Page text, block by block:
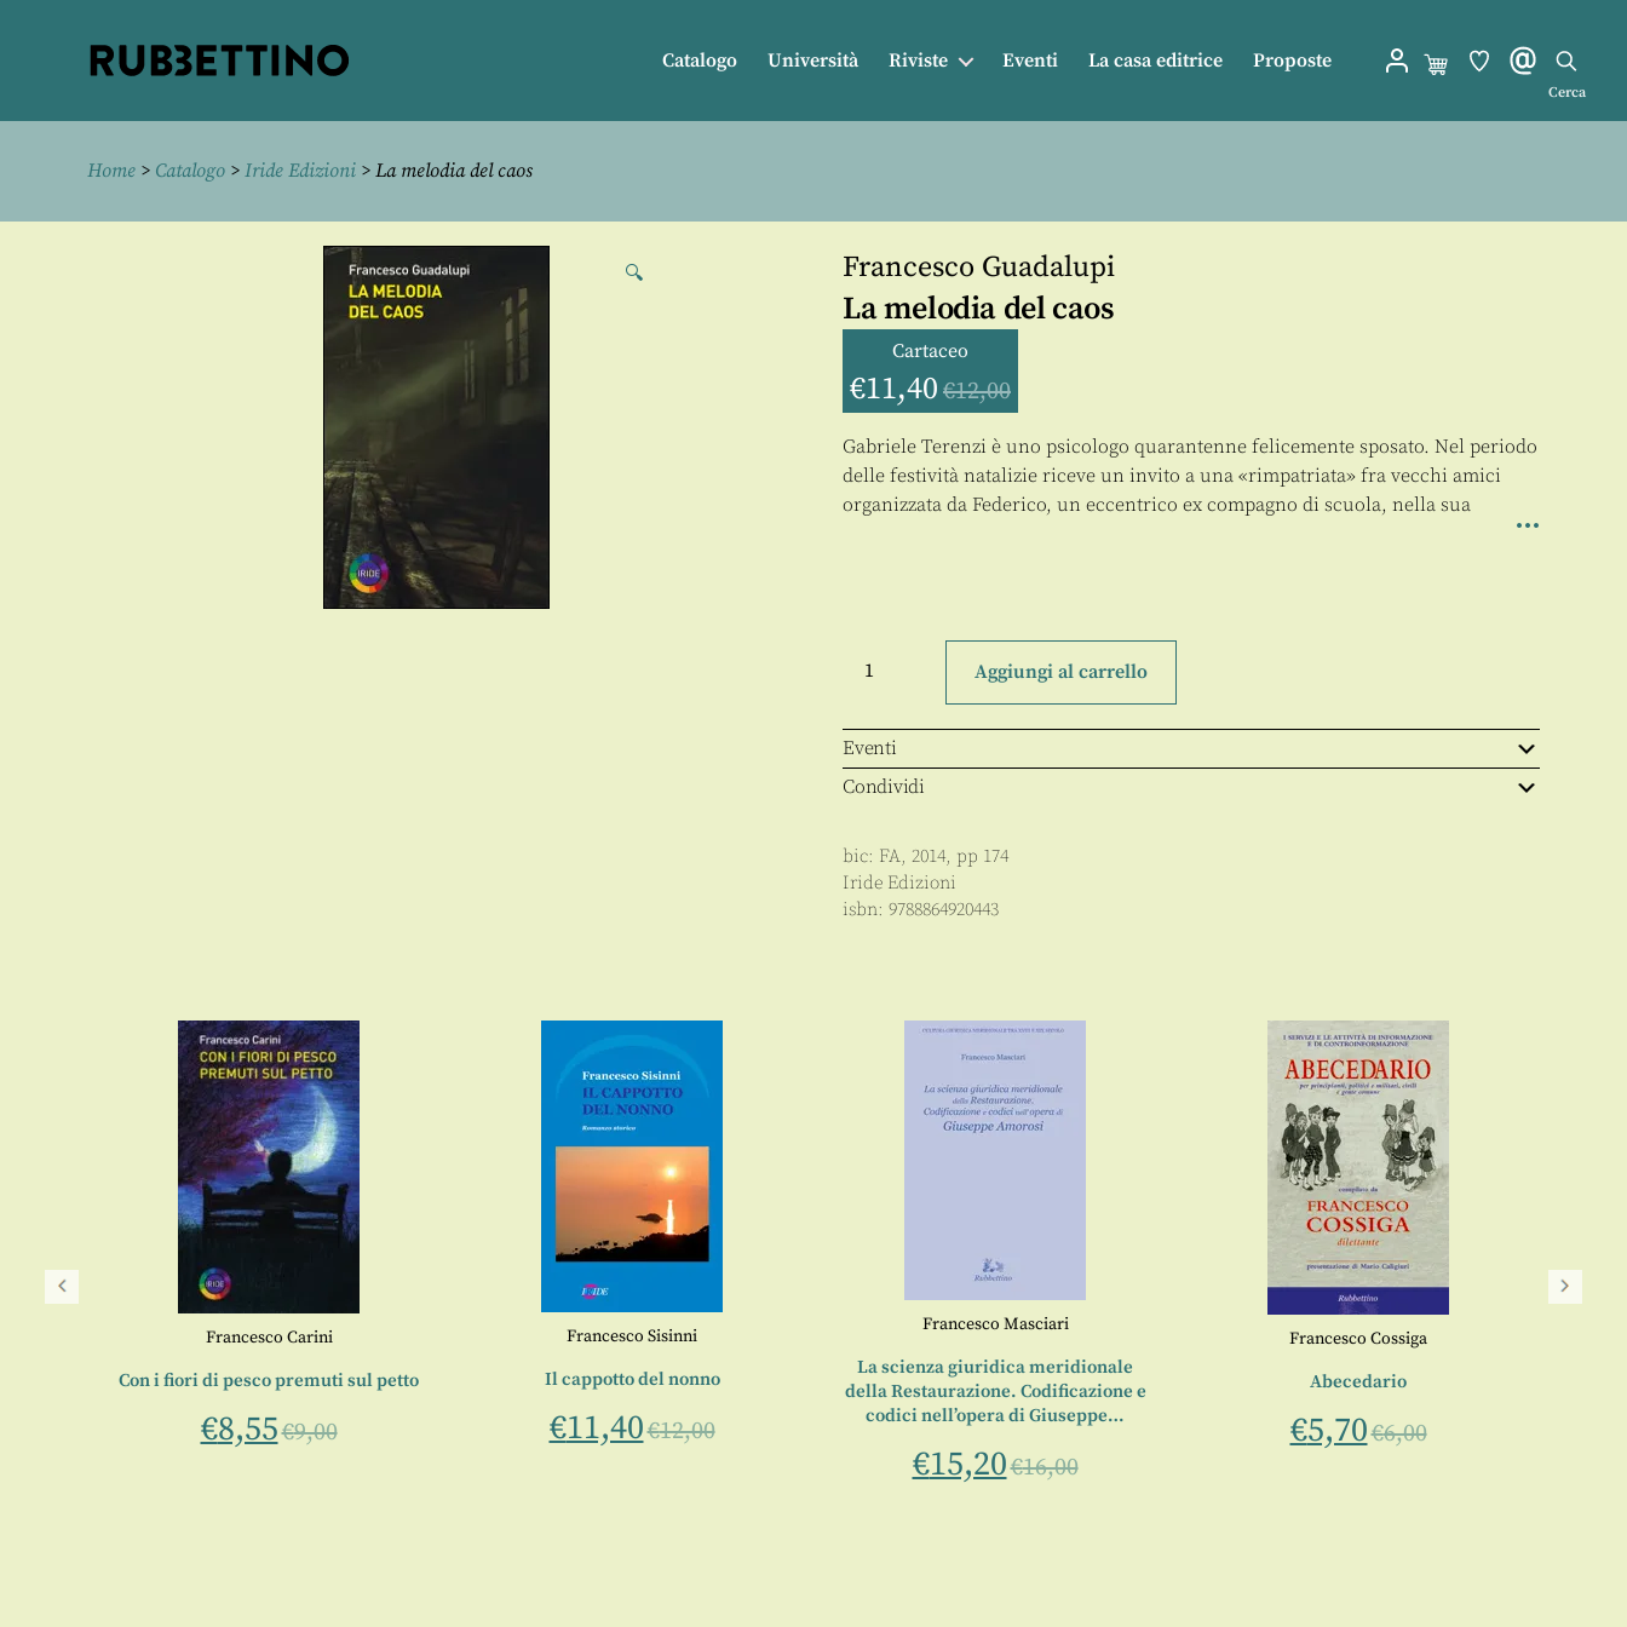
Catalogo Università Riviste Eventi La casa editrice Proposte
Cerca
Home > Catalogo > Iride Edizioni > La melodia del caos
🔍 Francesco Guadalupi
La melodia del caos
Cartaceo
€11,40 €12,00
Gabriele Terenzi è uno psicologo quarantenne felicemente sposato. Nel periodo
delle festività natalizie riceve un invito a una «rimpatriata» fra vecchi amici
organizzata da Federico, un eccentrico ex compagno di scuola, nella sua
melodia
quantità
Aggiungi al carrello
Eventi
Condividi
bic: FA, 2014, pp 174
Iride Edizioni
isbn: 9788864920443
Francesco Carini
Con i fiori di pesco premuti sul petto
€8,55€9,00
Francesco Sisinni
Il cappotto del nonno
€11,40€12,00
Francesco Masciari
La scienza giuridica meridionale
della Restaurazione. Codificazione e
codici nell’opera di Giuseppe…
€15,20€16,00
Francesco Cossiga
Abecedario
€5,70€6,00